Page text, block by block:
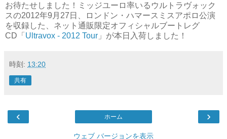
お待たせしました！ミッジユーロ率いるウルトラヴォック
スの2012年9月27日、ロンドン・ハマースミスアポロ公演
を収録した、ネット通販限定オフィシャルブートレグ
CD「 Ultravox - 2012 Tour 」が本日入荷しました！
時刻: 13:20
共有
‹ ›
ホーム
ウェブ バージョンを表示